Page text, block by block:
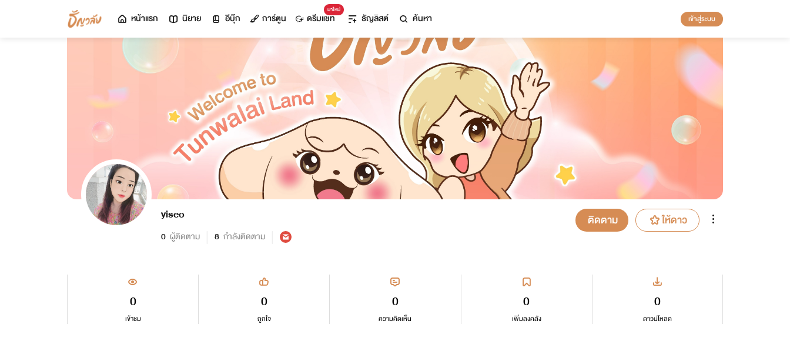
หน้าแรก นิยาย อีบุ๊ก การ์ตูน
มาใหม่
ดรีมแชท ธัญลิสต์ ค้นหา เข้าสู่ระบบ
yiseo
0 ผู้ติดตาม 8 กำลังติดตาม
ติดตาม ให้ดาว
0
เข้าชม
0
เพิ่มลงคลัง
0
ถูกใจ
0
ดาวน์โหลด
0
ความคิดเห็น